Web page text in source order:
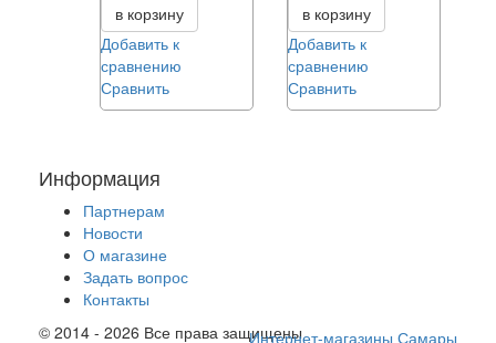
в корзину
Добавить к
сравнению
Сравнить
в корзину
Добавить к
сравнению
Сравнить
Информация
Партнерам
Новости
О магазине
Задать вопрос
Контакты
© 2014 - 2026 Все права защищеныИнтернет-магазины Самары